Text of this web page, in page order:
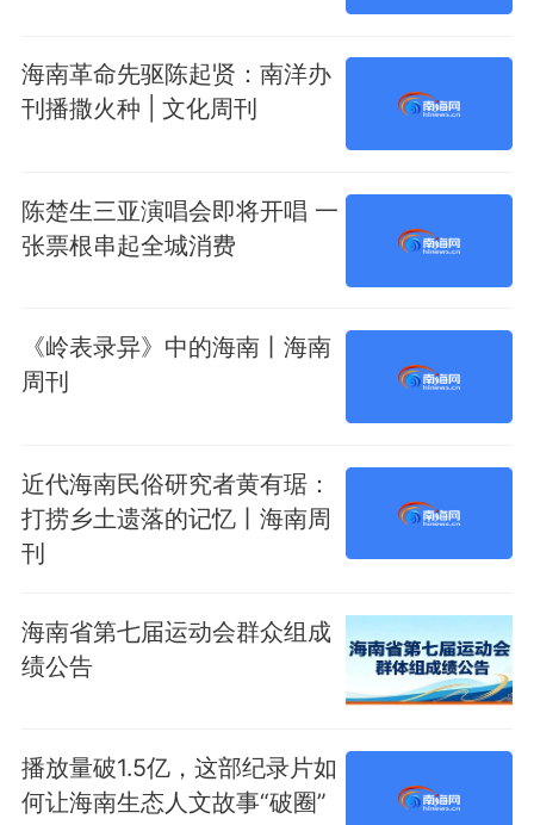
海南革命先驱陈起贤：南洋办
刊播撒火种 | 文化周刊
陈楚生三亚演唱会即将开唱 一
张票根串起全城消费
《岭表录异》中的海南丨海南
周刊
近代海南民俗研究者黄有琚：
打捞乡土遗落的记忆丨海南周
刊
海南省第七届运动会群众组成
绩公告
播放量破1.5亿，这部纪录片如
何让海南生态人文故事“破圈”